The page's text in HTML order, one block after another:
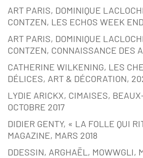
ART PARIS, DOMINIQUE
CONTZEN, LES ECHOS WEEK
ART PARIS, DOMINIQUE
CONTZEN, CONNAISSANCE DES
CATHERINE WILKENING, LES
DÉLICES, ART & DÉCORATION,
LYDIE ARICKX, CIMAISES,
OCTOBRE 2017
DIDIER GENTY, « LA FOLLE QUI
MAGAZINE, MARS 2018
DDESSIN, ARGHAËL, MOWWGLI,